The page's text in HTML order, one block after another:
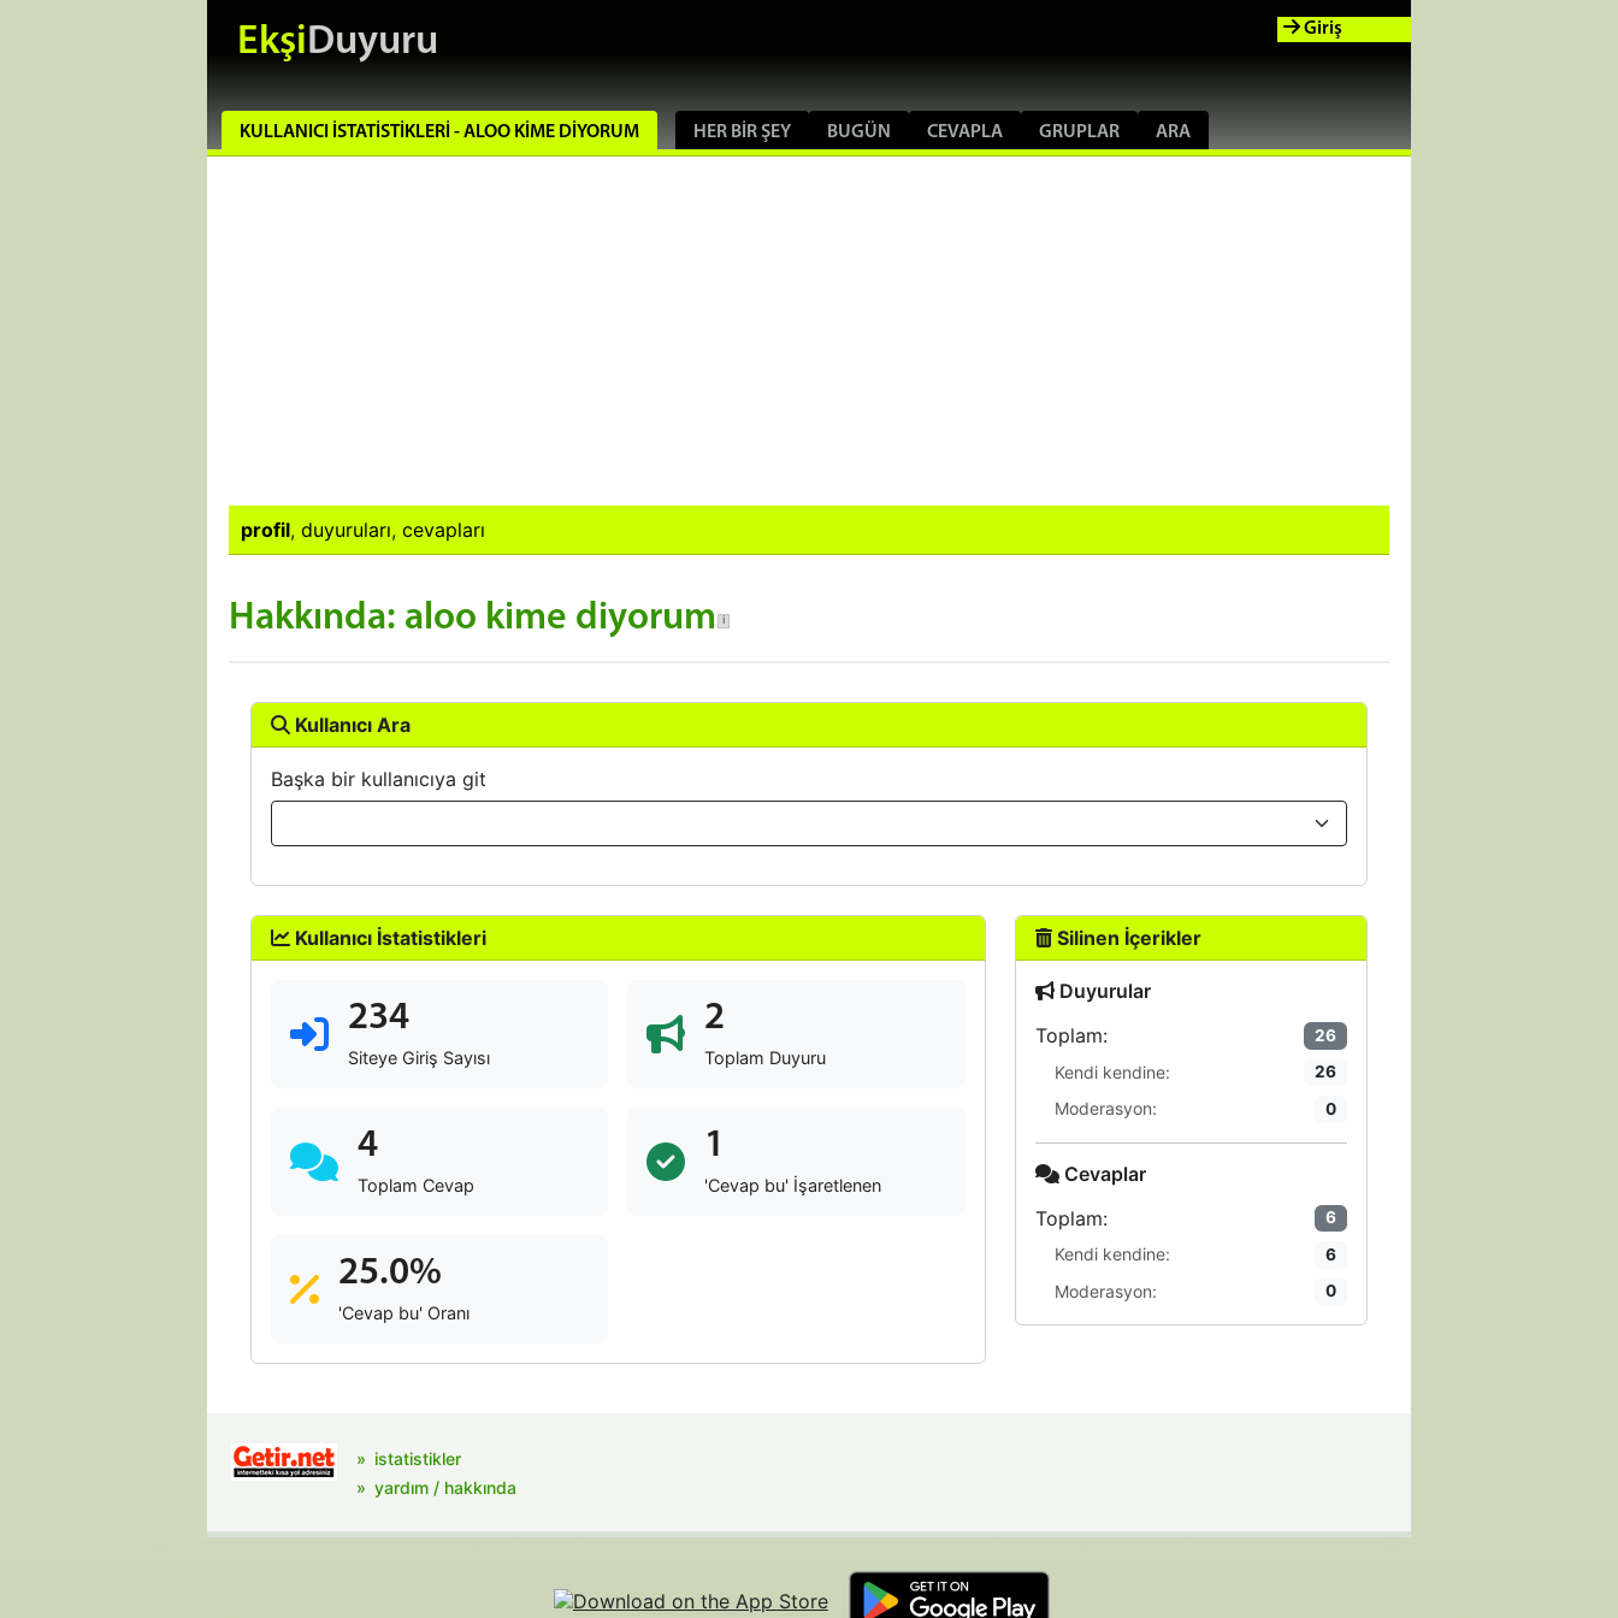
EkşiDuyuru
KULLANICI İSTATISTIKLERI - ALOO KIME DIYORUM HER BIR ŞEY BUGÜN CEVAPLA GRUPLAR ARA
Giriş
profil, duyuruları, cevapları
Hakkında: aloo kime diyorum
Kullanıcı Ara
Başka bir kullanıcıya git
Kullanıcı İstatistikleri
234
Siteye Giriş Sayısı
2
Toplam Duyuru
4
Toplam Cevap
1
'Cevap bu' İşaretlenen
25.0%
'Cevap bu' Oranı
Silinen İçerikler
Duyurular
Toplam:
26
Kendi kendine: 26
Moderasyon: 0
Cevaplar
Toplam:
6
Kendi kendine: 6
Moderasyon: 0
istatistikler
yardım / hakkında